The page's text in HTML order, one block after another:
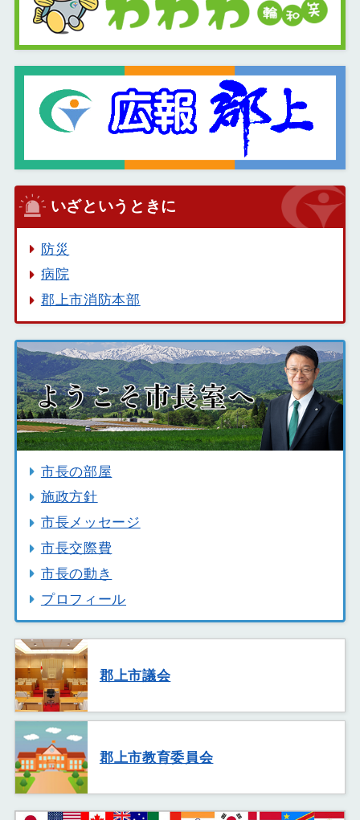
いざというときに
防災
病院
郡上市消防本部
市長の部屋
施政方針
市長メッセージ
市長交際費
市長の動き
プロフィール
郡上市議会
郡上市教育委員会